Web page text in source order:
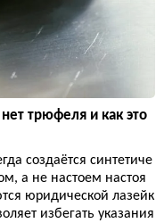
трюфеля и как это
создаётся синтетиче
а не настоем настоя
юридической лазейк
избегать указания